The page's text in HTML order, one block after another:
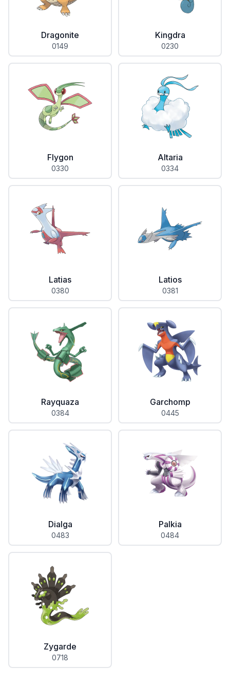
Dragonite
0149
Kingdra
0230
Flygon
0330
Altaria
0334
Latias
0380
Latios
0381
Rayquaza
0384
Garchomp
0445
Dialga
0483
Palkia
0484
Zygarde
0718